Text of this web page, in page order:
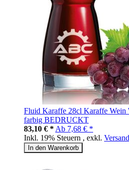
Fluid Karaffe 28cl Karaffe Wein
farbig BEDRUCKT
83,10 € * Ab 7,68 € *
Inkl. 19% Steuern , exkl.
In den Warenkorb